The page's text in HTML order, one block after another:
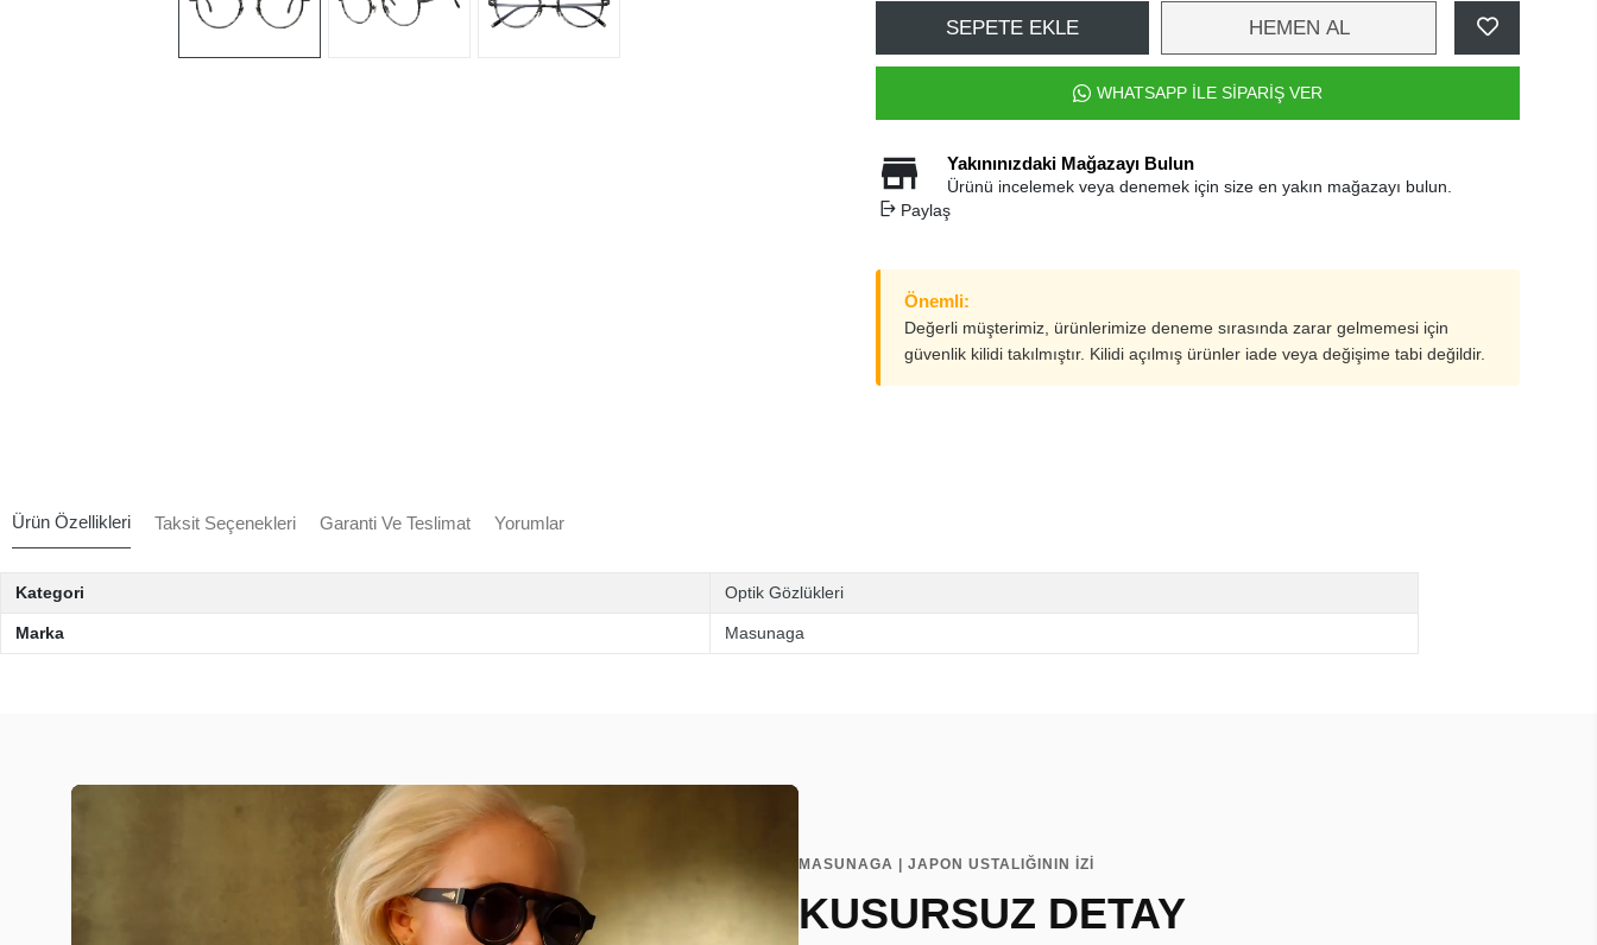
SEPETE EKLE HEMEN AL
WHATSAPP İLE SİPARİŞ VER
Yakınınızdaki Mağazayı Bulun
Ürünü incelemek veya denemek için size en yakın mağazayı bulun.
Paylaş
Önemli:
Değerli müşterimiz, ürünlerimize deneme sırasında zarar gelmemesi için
güvenlik kilidi takılmıştır. Kilidi açılmış ürünler iade veya değişime tabi değildir.
Ürün Özellikleri Taksit Seçenekleri Garanti Ve Teslimat Yorumlar
Kategori Optik Gözlükleri
Marka Masunaga
MASUNAGA | JAPON USTALIĞININ İZİ
KUSURSUZ DETAY